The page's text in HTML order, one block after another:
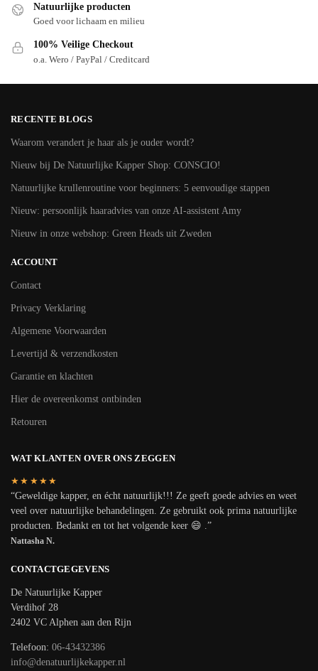
Natuurlijke producten
Goed voor lichaam en milieu
100% Veilige Checkout
o.a. Wero / PayPal / Creditcard
RECENTE BLOGS
Waarom verandert je haar als je ouder wordt?
Nieuw bij De Natuurlijke Kapper Shop: CONSCIO!
Natuurlijke krullenroutine voor beginners: 5 eenvoudige stappen
Nieuw: persoonlijk haaradvies van onze AI-assistent Amy
Nieuw in onze webshop: Green Heads uit Zweden
ACCOUNT
Contact
Privacy Verklaring
Algemene Voorwaarden
Levertijd & verzendkosten
Garantie en klachten
Hier de overeenkomst ontbinden
Retouren
WAT KLANTEN OVER ONS ZEGGEN
★★★★★
“Geweldige kapper, en écht natuurlijk!!! Ze geeft goede advies en weet
veel over natuurlijke behandelingen. Ze gebruikt ook prima natuurlijke
producten. Bedankt en tot het volgende keer 😄 .”
Nattasha N.
CONTACTGEGEVENS
De Natuurlijke Kapper
Verdihof 28
2402 VC Alphen aan den Rijn
Telefoon: 06-43432386
info@denatuurlijkekapper.nl